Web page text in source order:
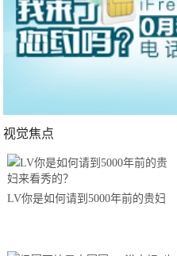
视觉焦点
LV你是如何请到5000年前的贵妇